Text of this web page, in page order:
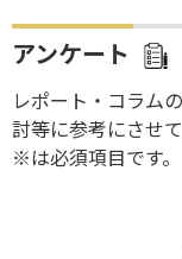
アンケート
レポート・コラム
討等に参考にさせ
※は必須項目です。